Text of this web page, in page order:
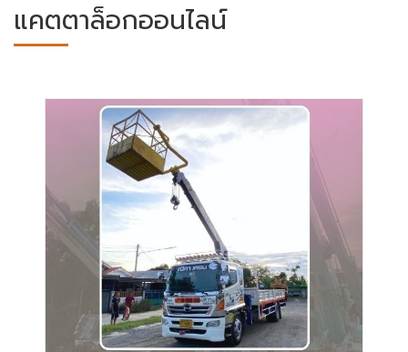
แคตตาล็อกออนไลน์